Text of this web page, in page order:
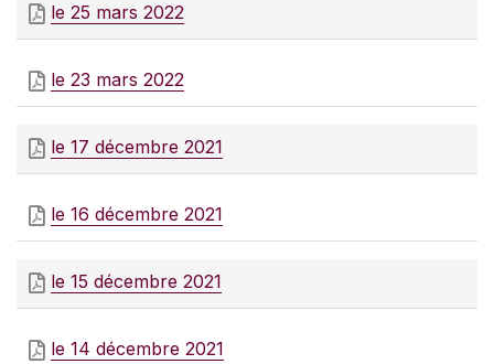
le 25 mars 2022
le 23 mars 2022
le 17 décembre 2021
le 16 décembre 2021
le 15 décembre 2021
le 14 décembre 2021